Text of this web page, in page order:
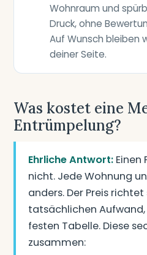
Wohnraum und
Druck, ohne
Auf Wunsch bleiben
deiner Seite.
Was kostet eine
Entrümpelung?
Ehrliche Antwort: Einen
nicht. Jede Wohnung
anders. Der Preis
tatsächlichen
festen Tabelle. Diese
zusammen: